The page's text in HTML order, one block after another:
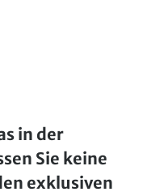
in der
Sie keine
exklusiven